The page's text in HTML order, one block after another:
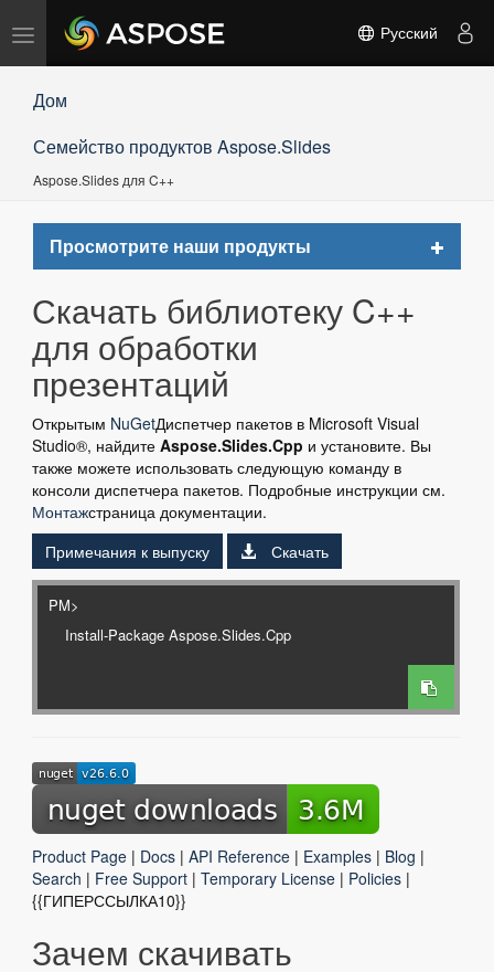
Переключить
навигацию
Русский
Дом
Семейство продуктов Aspose.Slides
Aspose.Slides для C++
Просмотрите наши продукты
Toggle
Скачать библиотеку C++
для обработки
презентаций
Открытым NuGetДиспетчер пакетов в Microsoft Visual
Studio®, найдите Aspose.Slides.Cpp и установите. Вы
также можете использовать следующую команду в
консоли диспетчера пакетов. Подробные инструкции см.
Монтажстраница документации.
Примечания к выпуску
Скачать
PM>
Product Page | Docs | API Reference | Examples | Blog |
Search | Free Support | Temporary License | Policies |
{{ГИПЕРССЫЛКА10}}
Зачем скачивать